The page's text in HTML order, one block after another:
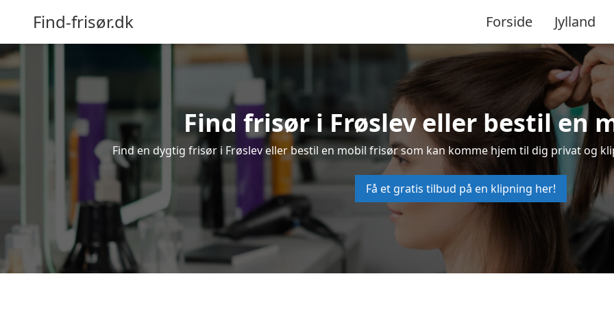
Find-frisør.dk Forside Jylland
Find frisør i Frøslev eller bestil en
Find en dygtig frisør i Frøslev eller bestil en mobil frisør som kan komme hjem til dig privat og
Få et gratis tilbud på en klipning her!